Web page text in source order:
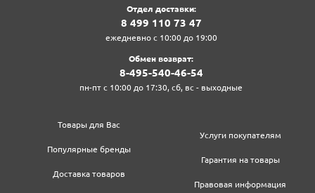
Отдел доставки:
8‍ 4‍9‍9‍ 1‍1‍0‍ 7‍3‍ 4‍7‍
ежедневно с 10:00 до 19:00
Обмен возврат:
8‍-4‍9‍5‍-5‍4‍0‍-4‍6‍-5‍4‍
пн-пт с 10:00 до 17:30, сб, вс - выходные
Товары для Вас
Популярные бренды
Доставка товаров
Услуги покупателям
Гарантия на товары
Правовая информация